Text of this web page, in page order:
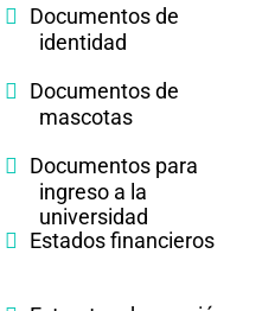
Documentos de
identidad
Documentos de
mascotas
Documentos para
ingreso a la
universidad
Estados financieros